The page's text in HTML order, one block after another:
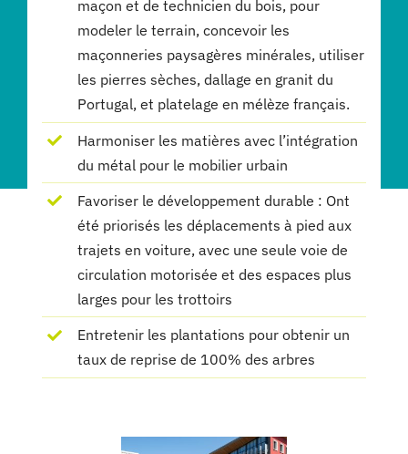
maçon et de technicien du bois, pour
modeler le terrain, concevoir les
maçonneries paysagères minérales, utiliser
les pierres sèches, dallage en granit du
Portugal, et platelage en mélèze français.
Harmoniser les matières avec l’intégration
du métal pour le mobilier urbain
Favoriser le développement durable : Ont
été priorisés les déplacements à pied aux
trajets en voiture, avec une seule voie de
circulation motorisée et des espaces plus
larges pour les trottoirs
Entretenir les plantations pour obtenir un
taux de reprise de 100% des arbres